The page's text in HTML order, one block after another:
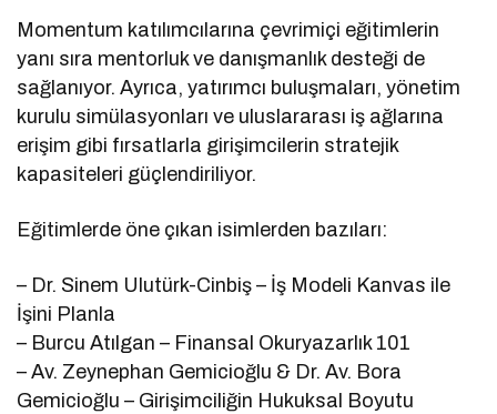
Momentum katılımcılarına çevrimiçi eğitimlerin
yanı sıra mentorluk ve danışmanlık desteği de
sağlanıyor. Ayrıca, yatırımcı buluşmaları, yönetim
kurulu simülasyonları ve uluslararası iş ağlarına
erişim gibi fırsatlarla girişimcilerin stratejik
kapasiteleri güçlendiriliyor.
Eğitimlerde öne çıkan isimlerden bazıları:
– Dr. Sinem Ulutürk-Cinbiş – İş Modeli Kanvas ile
İşini Planla
– Burcu Atılgan – Finansal Okuryazarlık 101
– Av. Zeynephan Gemicioğlu & Dr. Av. Bora
Gemicioğlu – Girişimciliğin Hukuksal Boyutu